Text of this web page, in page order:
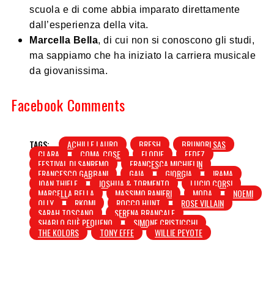
scuola e di come abbia imparato direttamente
dall’esperienza della vita.
Marcella Bella, di cui non si conoscono gli studi,
ma sappiamo che ha iniziato la carriera musicale
da giovanissima.
Facebook Comments
TAGS: ACHILLE LAURO BRESH BRUNORI SAS
CLARA COMA_COSE ELODIE FEDEZ
FESTIVAL DI SANREMO FRANCESCA MICHIELIN
FRANCESCO GABBANI GAIA GIORGIA IRAMA
JOAN THIELE JOSHUA & TORMENTO LUCIO CORSI
MARCELLA BELLA MASSIMO RANIERI MODA NOEMI
OLLY RKOMI ROCCO HUNT ROSE VILLAIN
SARAH TOSCANO SERENA BRANCALE
SHABLO GUÈ PEQUENO SIMONE CRISTICCHI
THE KOLORS TONY EFFE WILLIE PEYOTE